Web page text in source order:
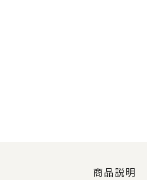
商品説明